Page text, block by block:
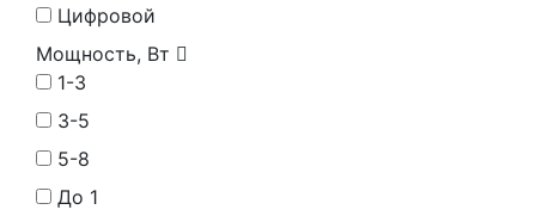
Цифровой
Мощность, Вт
1-3
3-5
5-8
До 1